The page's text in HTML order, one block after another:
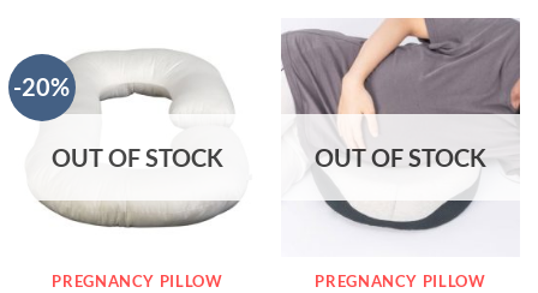
-20%
OUT OF STOCK
PREGNANCY PILLOW
OUT OF STOCK
PREGNANCY PILLOW